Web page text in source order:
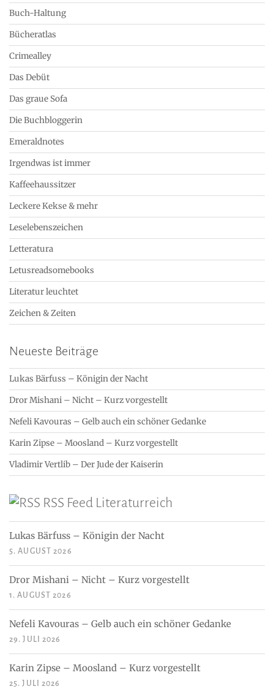
Buch-Haltung
Bücheratlas
Crimealley
Das Debüt
Das graue Sofa
Die Buchbloggerin
Emeraldnotes
Irgendwas ist immer
Kaffeehaussitzer
Leckere Kekse & mehr
Leselebenszeichen
Letteratura
Letusreadsomebooks
Literatur leuchtet
Zeichen & Zeiten
Neueste Beiträge
Lukas Bärfuss – Königin der Nacht
Dror Mishani – Nicht – Kurz vorgestellt
Nefeli Kavouras – Gelb auch ein schöner Gedanke
Karin Zipse – Moosland – Kurz vorgestellt
Vladimir Vertlib – Der Jude der Kaiserin
RSS Feed Literaturreich
Lukas Bärfuss – Königin der Nacht
5. AUGUST 2026
Dror Mishani – Nicht – Kurz vorgestellt
1. AUGUST 2026
Nefeli Kavouras – Gelb auch ein schöner Gedanke
29. JULI 2026
Karin Zipse – Moosland – Kurz vorgestellt
25. JULI 2026